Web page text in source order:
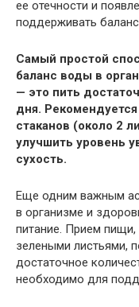
ее отечности и
поддерживать
Самый простой
баланс воды в
— это пить
дня.
стаканов (около 2
улучшить уровень
сухость.
Еще одним важным
в организме и
питание. Прием
зелеными листьями,
достаточное
необходимо для